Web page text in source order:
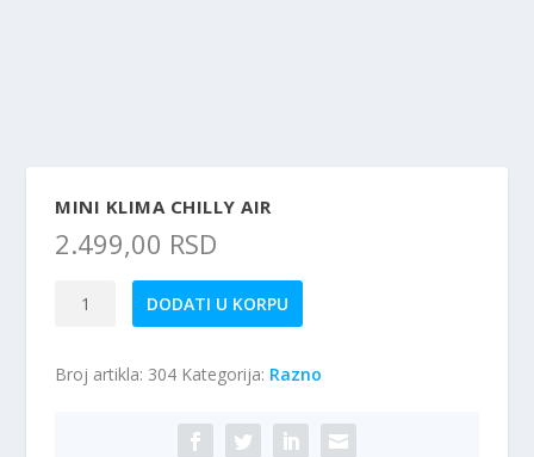
MINI KLIMA CHILLY AIR
2.499,00 RSD
AIR
DODATI U KORPU
Broj artikla: 304 Kategorija: Razno